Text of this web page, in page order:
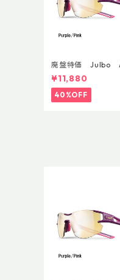
廃盤特価 Julbo
E AsianFit
¥11,880
40%OFF